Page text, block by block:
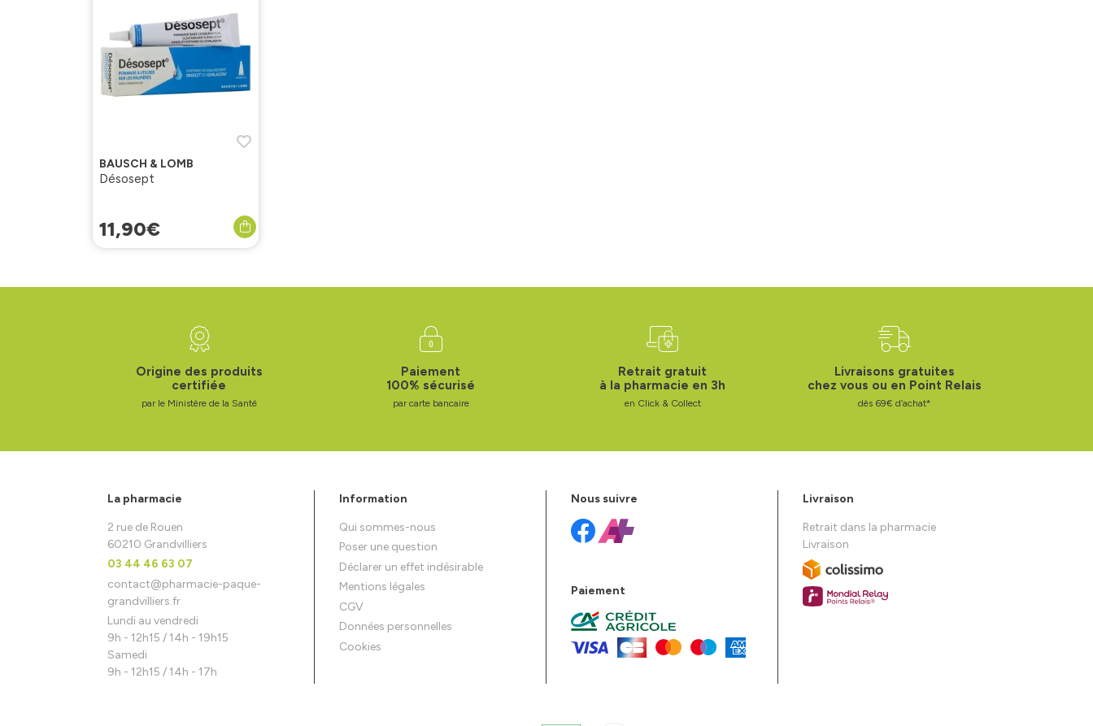
BAUSCH & LOMB
Désosept
11,90€
Origine des produits
certifiée
par le Ministère de la Santé
Paiement
100% sécurisé
par carte bancaire
Retrait gratuit
à la pharmacie en 3h
en Click & Collect
Livraisons gratuites
chez vous ou en Point Relais
dès 69€ d’achat*
La pharmacie
2 rue de Rouen
60210 Grandvilliers
03 44 46 63 07
contact@pharmacie-paque-
grandvilliers.fr
Lundi au vendredi
9h - 12h15 / 14h - 19h15
Samedi
9h - 12h15 / 14h - 17h
Information
Qui sommes-nous
Poser une question
Déclarer un effet indésirable
Mentions légales
CGV
Données personnelles
Cookies
Nous suivre
Paiement
Livraison
Retrait dans la pharmacie
Livraison